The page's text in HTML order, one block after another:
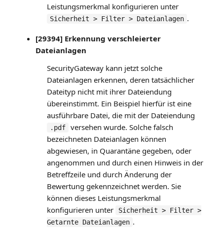
Leistungsmerkmal konfigurieren unter
Sicherheit > Filter > Dateianlagen .
[29394] Erkennung verschleierter
Dateianlagen
SecurityGateway kann jetzt solche
Dateianlagen erkennen, deren tatsächlicher
Dateityp nicht mit ihrer Dateiendung
übereinstimmt. Ein Beispiel hierfür ist eine
ausführbare Datei, die mit der Dateiendung
.pdf
versehen wurde. Solche falsch
bezeichneten Dateianlagen können
abgewiesen, in Quarantäne gegeben, oder
angenommen und durch einen Hinweis in der
Betreffzeile und durch Änderung der
Bewertung gekennzeichnet werden. Sie
können dieses Leistungsmerkmal
konfigurieren unter
Sicherheit > Filter >
Getarnte Dateianlagen .